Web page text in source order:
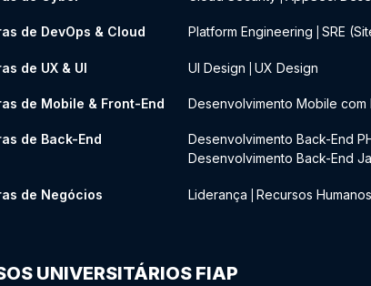
de DevOps & Cloud Platform Engineering SRE
de UX & UI UI Design UX Design
de Mobile & Front-End Desenvolvimento Mobile com
de Back-End Desenvolvimento Back-End
Desenvolvimento Back-End
de Negócios Liderança Recursos
UNIVERSITÁRIOS FIAP